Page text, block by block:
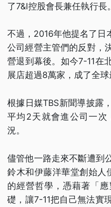
了7&I控股會長兼任執行長。
不過，2016年他提名了日
公司經營主管們的反對，
營退到幕後。如今7-11在
展店超過8萬家，成了全球
根據日媒TBS新聞導披露
平均2天就會進公司一
況。
儘管他一路走來不斷遭到
鈴木和伊藤洋華堂創始人
的經營哲學，憑藉著「
礎，讓7-11把自己無法實